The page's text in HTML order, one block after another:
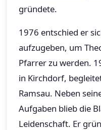
gründete.
1976 entschied er
aufzugeben, um
Pfarrer zu werden.
in Kirchdorf,
Ramsau. Neben
Aufgaben blieb die
Leidenschaft. Er